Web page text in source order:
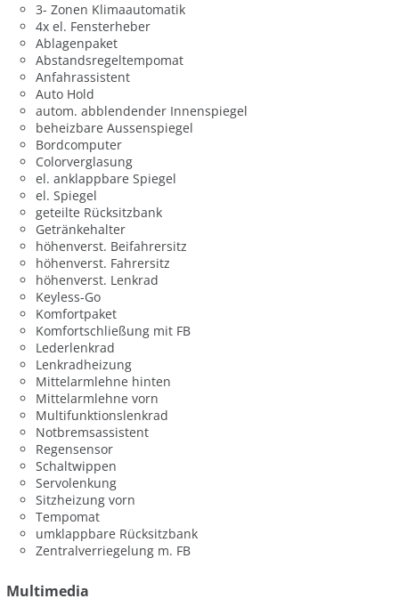
3- Zonen Klimaautomatik
4x el. Fensterheber
Ablagenpaket
Abstandsregeltempomat
Anfahrassistent
Auto Hold
autom. abblendender Innenspiegel
beheizbare Aussenspiegel
Bordcomputer
Colorverglasung
el. anklappbare Spiegel
el. Spiegel
geteilte Rücksitzbank
Getränkehalter
höhenverst. Beifahrersitz
höhenverst. Fahrersitz
höhenverst. Lenkrad
Keyless-Go
Komfortpaket
Komfortschließung mit FB
Lederlenkrad
Lenkradheizung
Mittelarmlehne hinten
Mittelarmlehne vorn
Multifunktionslenkrad
Notbremsassistent
Regensensor
Schaltwippen
Servolenkung
Sitzheizung vorn
Tempomat
umklappbare Rücksitzbank
Zentralverriegelung m. FB
Multimedia